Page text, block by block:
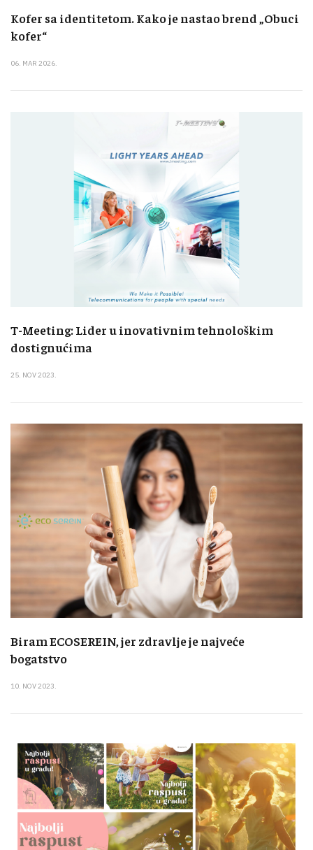
Kofer sa identitetom. Kako je nastao brend „Obuci
kofer“
06. MAR 2026.
T-Meeting: Lider u inovativnim tehnološkim
dostignućima
25. NOV 2023.
Biram ECOSEREIN, jer zdravlje je najveće
bogatstvo
10. NOV 2023.